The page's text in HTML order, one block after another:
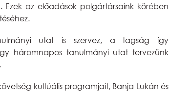
az előadások polgártársaink körében
utat is szervez, a tagság így
háromnapos tanulmányi utat tervezünk
kultúális programjait, Banja Lukán és